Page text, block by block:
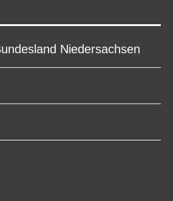
Niedersachsen